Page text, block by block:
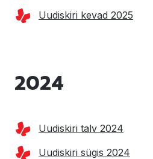
Uudiskiri kevad 2025
2024
Uudiskiri talv 2024
Uudiskiri sügis 2024